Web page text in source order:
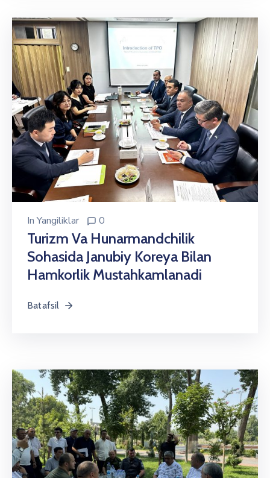
InYangiliklar 0
Turizm Va Hunarmandchilik
Sohasida Janubiy Koreya Bilan
Hamkorlik Mustahkamlanadi
Batafsil